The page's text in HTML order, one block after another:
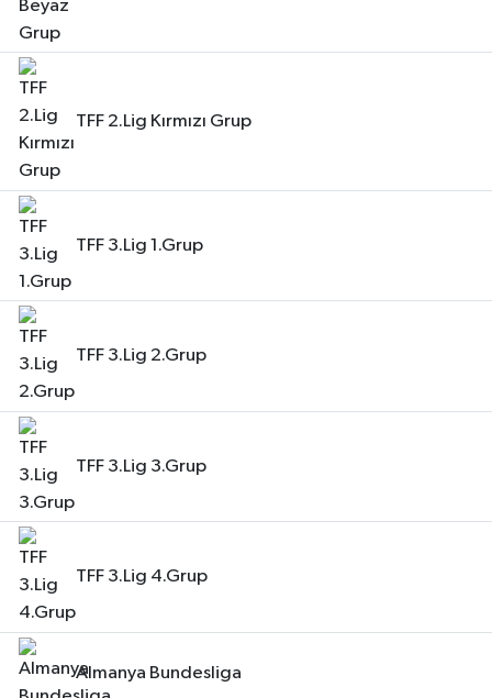
TFF 2.Lig Kırmızı Grup
TFF 3.Lig 1.Grup
TFF 3.Lig 2.Grup
TFF 3.Lig 3.Grup
TFF 3.Lig 4.Grup
Almanya Bundesliga
BİLİM VE TEKNOLOJİ
YARIŞMALAR